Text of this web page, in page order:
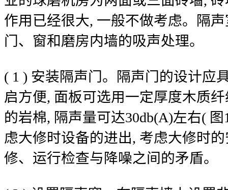
作用已经很大, 一般不做考虑。隔
门、窗和磨房内墙的吸声处理。
( 1 ) 安装隔声门。隔声门的设计应
启方便, 面板可选用一定厚度木质
的岩棉, 隔声量可达30db(A)左右(
虑大修时设备的进出, 考虑大修时
修、运行检查与降噪之间的矛盾。